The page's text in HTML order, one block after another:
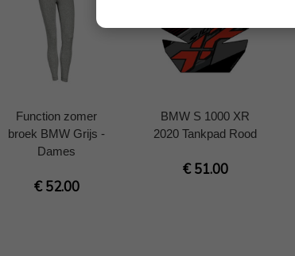
Function zomer
broek BMW Grijs -
Dames
€ 52.00
BMW S 1000 XR
2020 Tankpad Rood
€ 51.00